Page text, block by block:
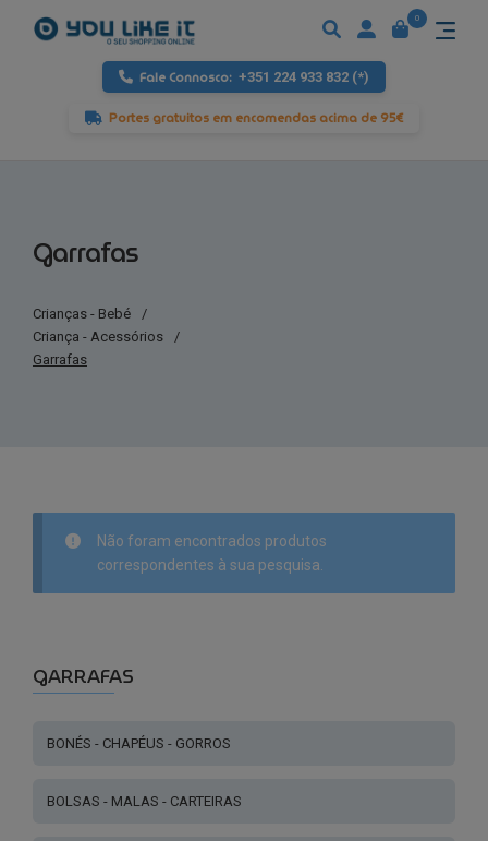
Fale Connosco: +351 224 933 832 (*)
Portes gratuitos em encomendas acima de 95€
0
Garrafas
Crianças - Bebé
/
Criança - Acessórios
/
Garrafas
Não foram encontrados produtos
correspondentes à sua pesquisa.
GARRAFAS
BONÉS - CHAPÉUS - GORROS
BOLSAS - MALAS - CARTEIRAS